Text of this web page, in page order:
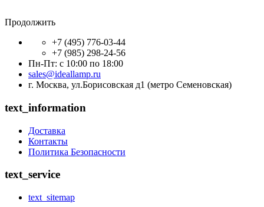
Продолжить
+7 (495) 776-03-44
+7 (985) 298-24-56
Пн-Пт: с 10:00 по 18:00
sales@ideallamp.ru
г. Москва, ул.Борисовская д1 (метро Семеновская)
text_information
Доставка
Контакты
Политика Безопасности
text_service
text_sitemap